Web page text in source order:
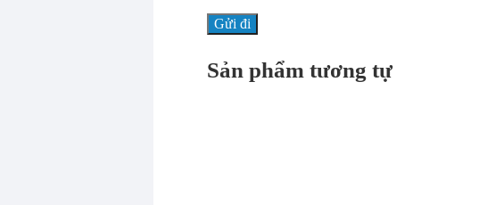
Sản phẩm tương tự